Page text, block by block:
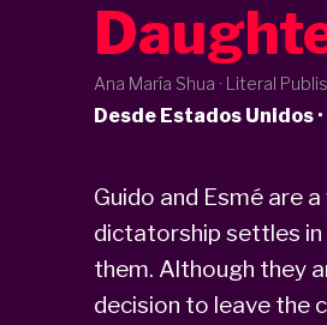
Ana María Shua · Literal
Desde Estados Unidos
Guido and Esmé are
dictatorship settles
them. Although they
decision to leave the